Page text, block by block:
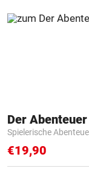
Der
Spielerische
€19,90